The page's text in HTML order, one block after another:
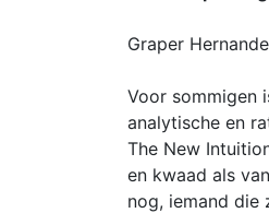
Graper
Voor sommigen
analytische en
The New
en kwaad als
nog, iemand